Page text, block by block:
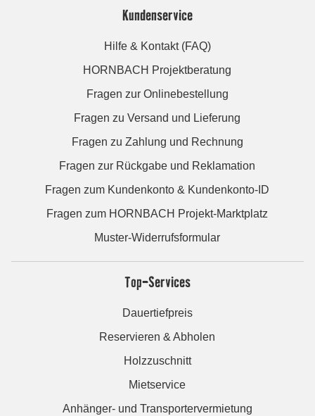
Kundenservice
Hilfe & Kontakt (FAQ)
HORNBACH Projektberatung
Fragen zur Onlinebestellung
Fragen zu Versand und Lieferung
Fragen zu Zahlung und Rechnung
Fragen zur Rückgabe und Reklamation
Fragen zum Kundenkonto & Kundenkonto-ID
Fragen zum HORNBACH Projekt-Marktplatz
Muster-Widerrufsformular
Top-Services
Dauertiefpreis
Reservieren & Abholen
Holzzuschnitt
Mietservice
Anhänger- und Transportervermietung